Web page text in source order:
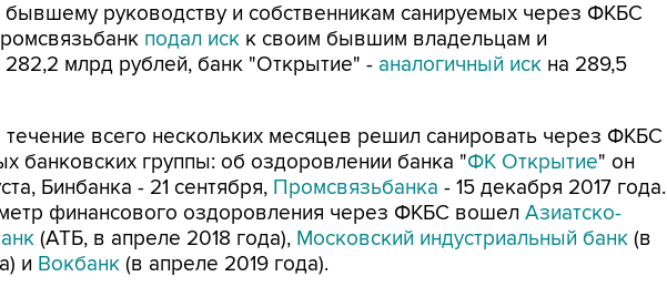
бывшему руководству и собственникам санируемых через ФКБС
подал иск к своим бывшим владельцам и
млрд рублей, банк "Открытие" - аналогичный иск на 289,5
течение всего нескольких месяцев решил санировать через ФКБС
банковских группы: об оздоровлении банка "ФК Открытие" он
Бинбанка - 21 сентября, Промсвязьбанка - 15 декабря 2017 года.
финансового оздоровления через ФКБС вошел Азиатско-
(АТБ, в апреле 2018 года), Московский индустриальный банк (в
и Вокбанк (в апреле 2019 года).